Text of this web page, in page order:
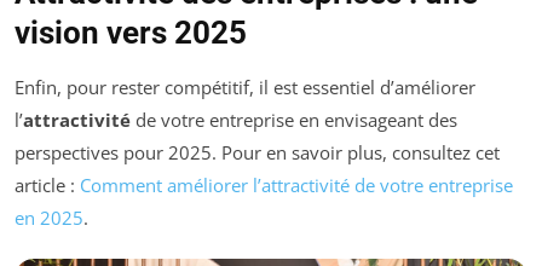
vision vers 2025
Enfin, pour rester compétitif, il est essentiel d’améliorer
l’attractivité de votre entreprise en envisageant des
perspectives pour 2025. Pour en savoir plus, consultez cet
article : Comment améliorer l’attractivité de votre entreprise
en 2025.